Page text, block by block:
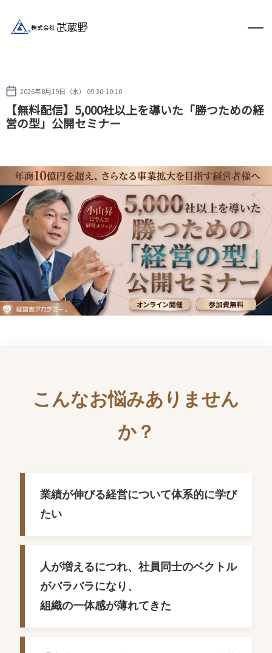
2026年8月19日（水） 09:30-10:10
【無料配信】5,000社以上を導いた「勝つための経
営の型」公開セミナー
こんなお悩みありません
か？
業績が伸びる経営について体系的に学び
たい
人が増えるにつれ、社員同士のベクトル
がバラバラになり、
組織の一体感が薄れてきた